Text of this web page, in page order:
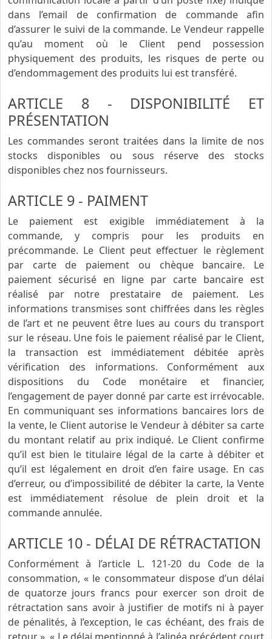
dans l’email de confirmation de commande afin
d’assurer le suivi de la commande. Le Vendeur rappelle
qu’au moment où le Client pend possession
physiquement des produits, les risques de perte ou
d’endommagement des produits lui est transféré.
ARTICLE 8 - DISPONIBILITÉ ET
PRÉSENTATION
Les commandes seront traitées dans la limite de nos
stocks disponibles ou sous réserve des stocks
disponibles chez nos fournisseurs.
ARTICLE 9 - PAIMENT
Le paiement est exigible immédiatement à la
commande, y compris pour les produits en
précommande. Le Client peut effectuer le règlement
par carte de paiement ou chèque bancaire. Le
paiement sécurisé en ligne par carte bancaire est
réalisé par notre prestataire de paiement. Les
informations transmises sont chiffrées dans les règles
de l’art et ne peuvent être lues au cours du transport
sur le réseau. Une fois le paiement réalisé par le Client,
la transaction est immédiatement débitée après
vérification des informations. Conformément aux
dispositions du Code monétaire et financier,
l’engagement de payer donné par carte est irrévocable.
En communiquant ses informations bancaires lors de
la vente, le Client autorise le Vendeur à débiter sa carte
du montant relatif au prix indiqué. Le Client confirme
qu’il est bien le titulaire légal de la carte à débiter et
qu’il est légalement en droit d’en faire usage. En cas
d’erreur, ou d’impossibilité de débiter la carte, la Vente
est immédiatement résolue de plein droit et la
commande annulée.
ARTICLE 10 - DÉLAI DE RÉTRACTATION
Conformément à l’article L. 121-20 du Code de la
consommation, « le consommateur dispose d’un délai
de quatorze jours francs pour exercer son droit de
rétractation sans avoir à justifier de motifs ni à payer
de pénalités, à l’exception, le cas échéant, des frais de